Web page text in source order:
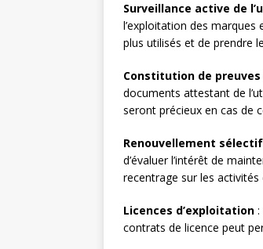
Surveillance active de
l’exploitation des marques
plus utilisés et de prendre
Constitution de preuves
documents attestant de
seront précieux en cas de
Renouvellement sélectif
d’évaluer l’intérêt de
recentrage sur les activités
Licences d’exploitation :
contrats de licence peut